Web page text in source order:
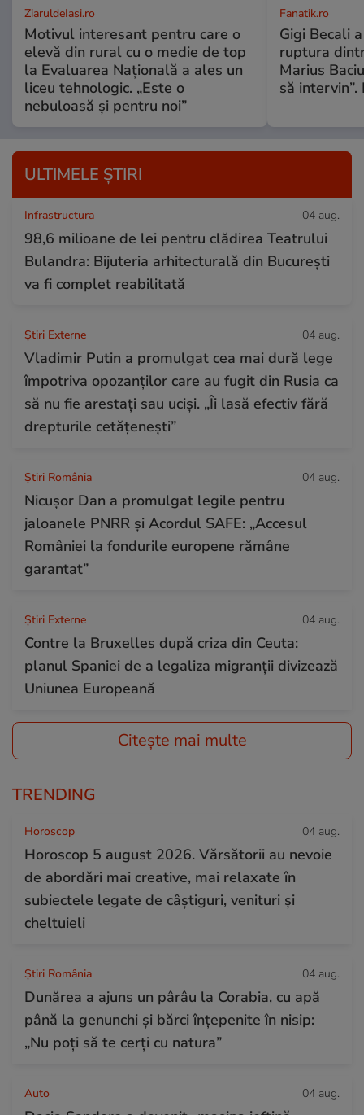
ZiaruldeIasi.ro
Motivul interesant pentru care o
elevă din rural cu o medie de top
la Evaluarea Națională a ales un
liceu tehnologic. „Este o
nebuloasă și pentru noi”
Fanatik.ro
Gigi Becali
ruptura
Marius
să intervin”.
ULTIMELE ȘTIRI
Infrastructura 04 aug.
98,6 milioane de lei pentru clădirea Teatrului
Bulandra: Bijuteria arhitecturală din București
va fi complet reabilitată
Știri Externe 04 aug.
Vladimir Putin a promulgat cea mai dură lege
împotriva opozanților care au fugit din Rusia ca
să nu fie arestați sau uciși. „Îi lasă efectiv fără
drepturile cetățenești”
Știri România 04 aug.
Nicușor Dan a promulgat legile pentru
jaloanele PNRR și Acordul SAFE: „Accesul
României la fondurile europene rămâne
garantat”
Știri Externe 04 aug.
Contre la Bruxelles după criza din Ceuta:
planul Spaniei de a legaliza migranții divizează
Uniunea Europeană
Citește mai multe
TRENDING
Horoscop 04 aug.
Horoscop 5 august 2026. Vărsătorii au nevoie
de abordări mai creative, mai relaxate în
subiectele legate de câștiguri, venituri și
cheltuieli
Știri România 04 aug.
Dunărea a ajuns un pârâu la Corabia, cu apă
până la genunchi și bărci înțepenite în nisip:
„Nu poți să te cerți cu natura”
Auto 04 aug.